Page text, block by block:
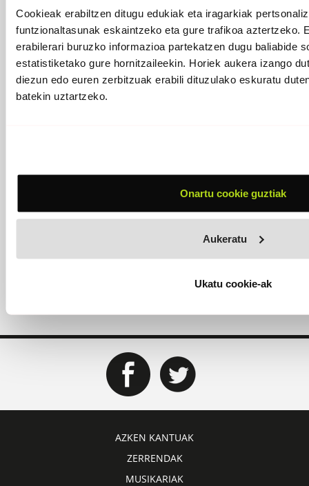
Cookieak erabiltzen ditugu edukiak eta iragarkiak
funtzionaltasunak eskaintzeko eta gure trafikoa aztertzeko.
erabilerari buruzko informazioa partekatzen dugu baliabide
estatistiketako gure hornitzaileekin. Horiek aukera izango
diezun edo euren zerbitzuak erabili dituzulako eskuratu
batekin uztartzeko.
Onartu cookie guztiak
Aukeratu
Ukatu cookie-ak
Festibaleko laguntzailea eta
idazlea
Azkenik, festibala barnetik ezagutzen ez zuen
gomit bakarra Unai Iturriaga zen. Uharterekin batera
parte hartu du diseinu lanean, eta festibalaren
Liburua Ziburuko disko eta liburu azokan, ohiko liburu
dendetan eta festibalean berean salgai izanen da, 25
AZKEN KANTUAK
ZERRENDAK
MUSIKARIAK